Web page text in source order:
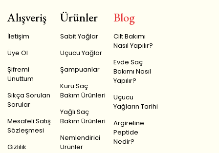
Alışveriş
İletişim
Üye Ol
Şifremi
Unuttum
Sıkça Sorulan
Sorular
Mesafeli Satış
Sözleşmesi
Gizlilik
Ürünler
Sabit Yağlar
Uçucu Yağlar
Şampuanlar
Kuru Saç
Bakım Ürünleri
Yağlı Saç
Bakım Ürünleri
Nemlendirici
Ürünler
Blog
Cilt Bakımı
Nasıl Yapılır?
Evde Saç
Bakımı Nasıl
Yapılır?
Uçucu
Yağların Tarihi
Argireline
Peptide
Nedir?